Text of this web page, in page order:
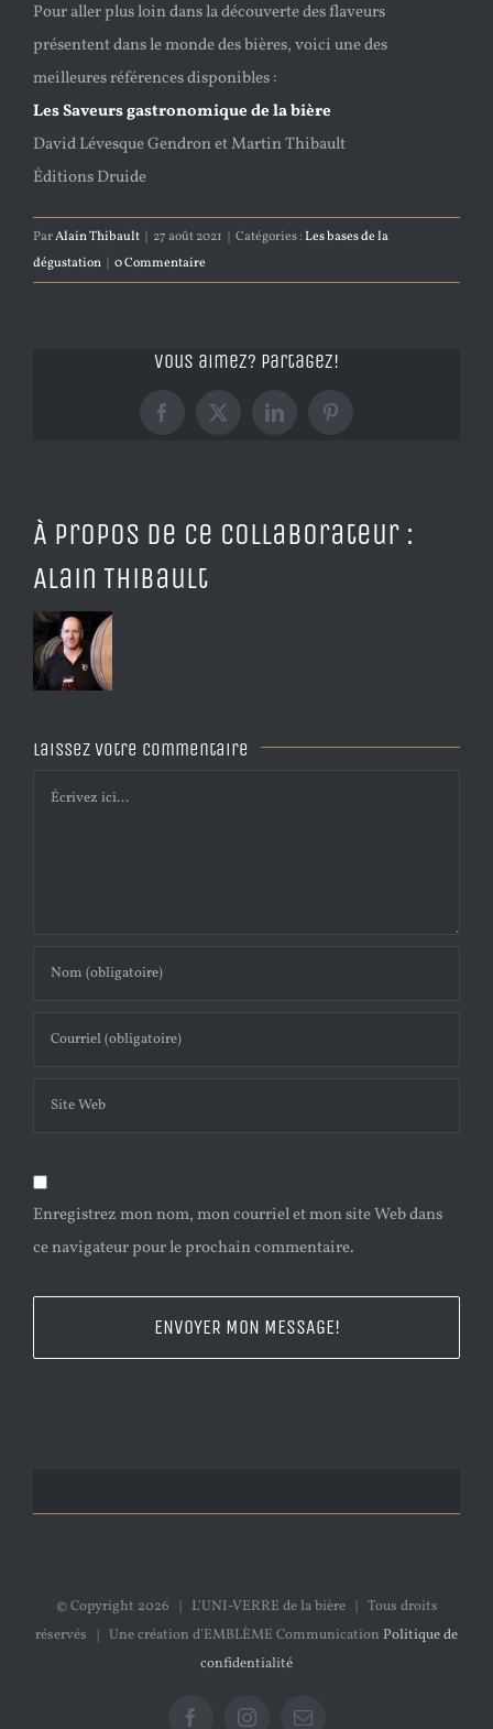
Pour aller plus loin dans la découverte des flaveurs
présentent dans le monde des bières, voici une des
meilleures références disponibles :
Les Saveurs gastronomique de la bière
David Lévesque Gendron et Martin Thibault
Éditions Druide
ParAlain Thibault 27 août 2021 Catégories :Les bases de la
dégustation
0 Commentaire
Vous aimez? Partagez!
Facebook
X LinkedInPinterest
À propos de ce collaborateur :
Alain Thibault
Laissez votre commentaire
Comment
Enregistrez mon nom, mon courriel et mon site Web dans
ce navigateur pour le prochain commentaire.
© Copyright 2026 | L'UNI-VERRE de la bière | Tous droits
réservés | Une création d'EMBLÈME Communication Politique de
confidentialité